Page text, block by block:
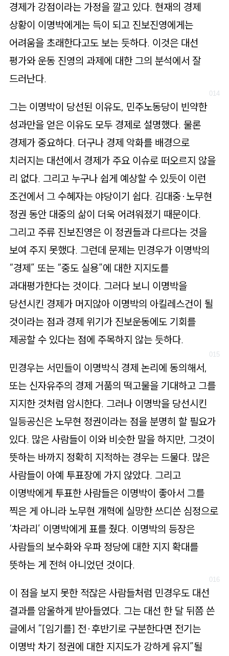
경제가 강점이라는 가정을 깔고 있다. 현재의 경제
상황이 이명박에게는 득이 되고 진보진영에게는
어려움을 초래한다고도 보는 듯하다. 이것은 대선
평가와 운동 진영의 과제에 대한 그의 분석에서 잘
드러난다.
그는 이명박이 당선된 이유도, 민주노동당이 빈약한
성과만을 얻은 이유도 모두 경제로 설명했다. 물론
경제가 중요하다. 더구나 경제 악화를 배경으로
치러지는 대선에서 경제가 주요 이슈로 떠오르지 않을
리 없다. 그리고 누구나 쉽게 예상할 수 있듯이 이런
조건에서 그 수혜자는 야당이기 쉽다. 김대중·노무현
정권 동안 대중의 삶이 더욱 어려워졌기 때문이다.
그리고 주류 진보진영은 이 정권들과 다르다는 것을
보여 주지 못했다. 그런데 문제는 민경우가 이명박의
“경제” 또는 “중도 실용”에 대한 지지도를
과대평가한다는 것이다. 그러다 보니 이명박을
당선시킨 경제가 머지않아 이명박의 아킬레스건이 될
것이라는 점과 경제 위기가 진보운동에도 기회를
제공할 수 있다는 점에 주목하지 않는 듯하다.
민경우는 서민들이 이명박식 경제 논리에 동의해서,
또는 신자유주의 경제 거품의 떡고물을 기대하고 그를
지지한 것처럼 암시한다. 그러나 이명박을 당선시킨
일등공신은 노무현 정권이라는 점을 분명히 할 필요가
있다. 많은 사람들이 이와 비슷한 말을 하지만, 그것이
뜻하는 바까지 정확히 지적하는 경우는 드물다. 많은
사람들이 아예 투표장에 가지 않았다. 그리고
이명박에게 투표한 사람들은 이명박이 좋아서 그를
찍은 게 아니라 노무현 개혁에 실망한 쓰디쓴 심정으로
‘차라리’ 이명박에게 표를 줬다. 이명박의 등장은
사람들의 보수화와 우파 정당에 대한 지지 확대를
뜻하는 게 전혀 아니었던 것이다.
이 점을 보지 못한 적잖은 사람들처럼 민경우도 대선
결과를 암울하게 받아들였다. 그는 대선 한 달 뒤쯤 쓴
글에서 “[임기를] 전·후반기로 구분한다면 전기는
이명박 차기 정권에 대한 지지도가 강하게 유지”될